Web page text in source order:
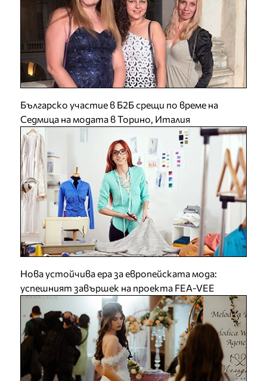
Българско участие в Б2Б срещи по време на
Седмица на модата в Торино, Италия
Нова устойчива ера за европейската мода:
успешният завършек на проекта FEA-VEE